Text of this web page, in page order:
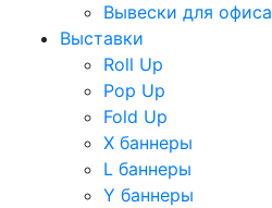
Вывески для офиса
Выставки
Roll Up
Pop Up
Fold Up
Х баннеры
L баннеры
Y баннеры